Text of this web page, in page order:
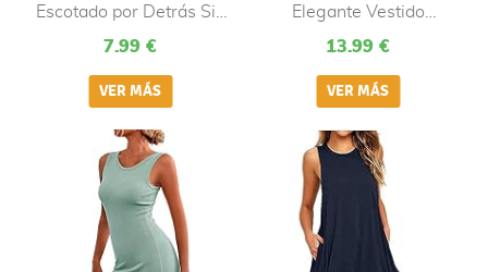
Escotado por Detrás Sin
Mangas Elegant Vestidos
Lunares Vestidos Vintage
Fiesta Vestidos Mujer
Largos Talla
Grande(Azul,XXL)
7.99 €
Elegante Vestido
Degradado impresión
Suelto Casual Vestidos
sin Mangas Vestidos de
Vestir de Playa
Vacaciones Mini Vestido
de Noche
13.99 €